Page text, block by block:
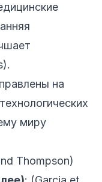
на
миру
Thompson)